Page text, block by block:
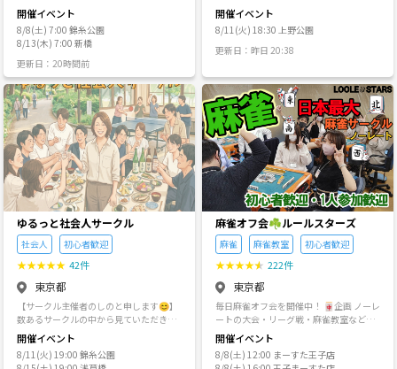
大丈夫かな…」 そんな不安を感じながら
来られる方もたくさんいます。 だからこ
そ、 誰でも安心して参加できる雰囲気づ
り上がる必要も、 頑張って話しかける必
要もありません。 自分のペースで楽しん
でいただければ大丈夫です☺️ ⸻ イベ
ントについて GRANDIRでは、 📚 読書会
☕ カフェ会 🍽 ご飯会 🎯 ダーツ 🧩 謎解
き 🎲 ボードゲーム など、様々なイベン
トを開催しています。 「今日はこれに参
加してみようかな。」 そんな気持ちで気
軽に来てもらえたら嬉しいです。 ⸻ G
RANDIRのお約束 安心して楽しめるコミ
ュニティを目指すため、 ・営業・勧誘・
宗教活動・ネットワークビジネス目的で
の参加は禁止しています。 ・他の参加者
が不快になる行為は禁止しています。 ・
誰もが安心して過ごせる雰囲気づくりに
ご協力をお願いします。 ⸻ 最後に GR
ANDIRは、 「友達を作る場所」でも、
「イベントに参加する場所」でもありま
せん。 忙しい毎日の中で、 少しだけ休日
が楽しみになったり。 「また来よう。」
そう思える居場所になれたら嬉しいと思
っています。 お会いできる日を楽しみに
しています🌿
り配慮したいと思います。 ※少人数のイ
ベント、勉強会の場合は調整が難しい場
当サークルにおいて同じ方のイベント参
同じ内容の企画、同じ飲食店でのイベン
ト参加申込は1回限りでお願いします。
（自習会は例外） ※こちらからイベント
を中止にした場合は、参加申込はカウン
トしません。 ・イベントにおいて以下の
行為を禁止します。禁止行為が発覚した
場合、当コミュニティからの退会、事務
局への連絡、他のイベント主催者への情
報共有等の対応をさせて頂く場合もあり
ます。 ○マルチ商法、ネットワークビジ
ネスへの勧誘 ○宗教、商品販売等の勧
誘・営業目的、自身主催や他のイベント
への勧誘目的での参加 ○犯罪・暴力行為
○セクハラ・ナンパ・異性への過度なア
プローチ ○発言を否定する、暴言など ○
他の方が迷惑・不快に感じる行為全般 な
ど ・以下の行為、または傾向が見られる
参加者も注意、または出入禁止などの処
置をさせて頂く場合があります。 ○遅
刻・ドタキャン・申込後のキャンセルが
多い ※以下の場合はサークル退会措置の
判断材料とします ◇15分以上の遅刻が複
遊べる方、飲める方、なんとなく運動し
たい方など、是非ともご参加ください😌
本サークルのテーマは 『人生のスキマ
に、気づきと情熱を』 と設定しておりま
す🔥 仕事やプライベートのルーティンが
光景の中に変化と達成を加えていく為
に、サークル活動を継続しております🤩
・予定がなくなったので、近所で遊びた
い ・週末は予定入れて、メリハリつけた
い ・生活習慣グダってきたので整えたい
・隙間時間に予定を入れたい などをお求
めの方におすすめです🌱 初めて参加大歓
迎なので、お気軽にお越しくださいませ
🙂 ※ヘッダーやイラストには以下サイト
の画像を使用しております🙌 https://loo
sedrawing.com/
開催イベント
8/8(土) 7:00 錦糸公園
8/13(木) 7:00 新橋
更新日：20時間前
楽しいと思いサークルをつくりました✨
私はたくさん飲みますが笑 アルコールが
苦手な方は、状況に合わせてお会計も柔
軟に考慮しますのでご安心ください☺️ 一
メッセージお待ちしてます🙌 ⚠️注意事項
恐れ入りますが、個人的な営業や宗教、
ネットワークビジネス等への勧誘目的の
ご連絡は、控えていただけますと幸いで
す。
開催イベント
8/11(火) 18:30 上野公園
更新日：昨日 20:38
ゆるっと社会人サークル
社会人 初心者歓迎
★★★★★ 42件
東京都
【サークル主催者のしのと申します😊】
数あるサークルの中から見ていただきあ
りがとうございます！ 私自身、社会人に
なってから「職場以外の友達を作りた
い」と思い、このサークルを立ち上げま
開催イベント
8/11(火) 19:00 錦糸公園
麻雀オフ会☘️ルールスターズ
麻雀 麻雀教室 初心者歓迎
★★★★★ 222件
東京都
毎日麻雀オフ会を開催中！ 🀄️企画 ノーレ
ートの大会・リーグ戦・麻雀教室など、
沢山の楽しい企画で麻雀を打てます。 🔰
気軽に参加が可能 初心者の方(点数計算が
出来ないなど)も多いので、気軽にご参加
開催イベント
8/8(土) 12:00 まーすた王子店